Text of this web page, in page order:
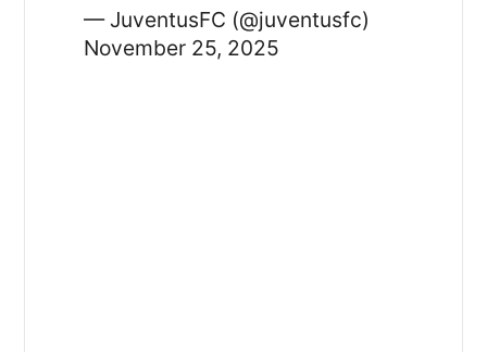
— JuventusFC (@juventusfc)
November 25, 2025